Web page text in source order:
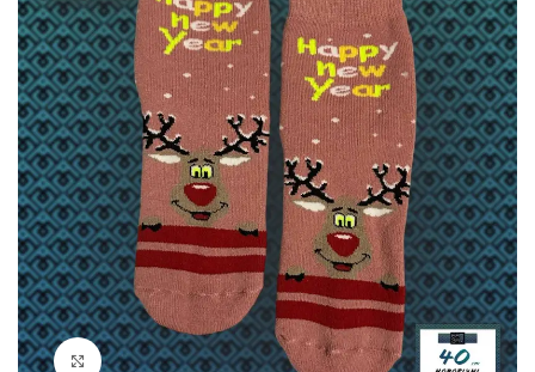
Натисніть, щоб збільшити